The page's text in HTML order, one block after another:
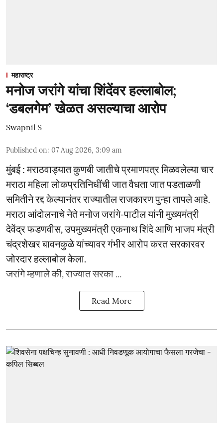
महाराष्ट्र
मनोज जरांगे यांचा शिंदेंवर हल्लाबोल;
‘डबलगेम’ खेळत असल्याचा आरोप
Swapnil S
Published on: 07 Aug 2026, 3:09 am
मुंबई : मराठवाड्यात कुणबी जातीचे प्रमाणपत्र मिळवलेल्या चार
मराठा महिला लोकप्रतिनिधींची जात वैधता जात पडताळणी
समितीने रद्द केल्यानंतर राज्यातील राजकारण पुन्हा तापले आहे.
मराठा आंदोलनाचे नेते मनोज जरांगे-पाटील यांनी मुख्यमंत्री
देवेंद्र फडणवीस, उपमुख्यमंत्री एकनाथ शिंदे आणि भाजप मंत्री
चंद्रशेखर बावनकुळे यांच्यावर गंभीर आरोप करत सरकारवर
जोरदार हल्लाबोल केला.
जरांगे म्हणाले की, राज्यात सरका ...
Read More